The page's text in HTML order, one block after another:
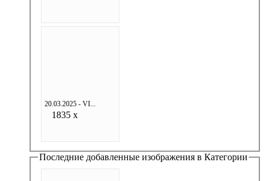
20.03.2025 - VI...
1835 x
Последние добавленные изображения в Категории